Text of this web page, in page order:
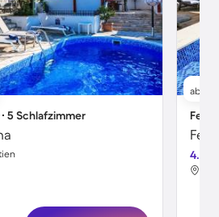
∙ 5 Schlafzimmer
ab
4.7